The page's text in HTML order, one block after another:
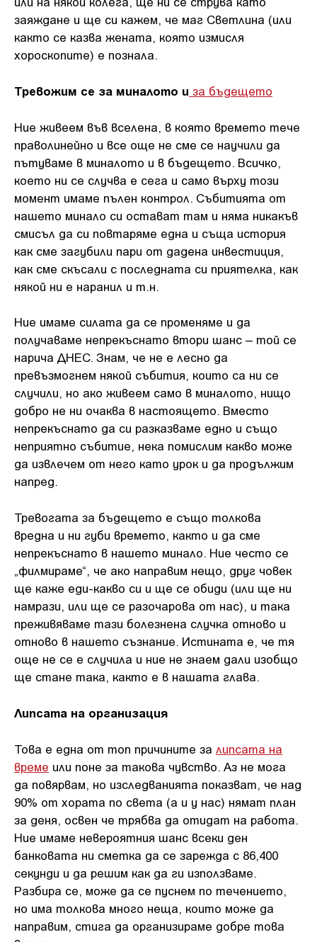
заяждане и ще си кажем, че маг Светлина (или
както се казва жената, която измисля
хороскопите) е познала.
Тревожим се за миналото и за бъдещето
Ние живеем във вселена, в която времето тече
праволинейно и все още не сме се научили да
пътуваме в миналото и в бъдещето. Всичко,
което ни се случва е сега и само върху този
момент имаме пълен контрол. Събитията от
нашето минало си остават там и няма никакъв
смисъл да си повтаряме една и съща история
как сме загубили пари от дадена инвестиция,
как сме скъсали с последната си приятелка, как
някой ни е наранил и т.н.
Ние имаме силата да се променяме и да
получаваме непрекъснато втори шанс – той се
нарича ДНЕС. Знам, че не е лесно да
превъзмогнем някой събития, които са ни се
случили, но ако живеем само в миналото, нищо
добро не ни очаква в настоящето. Вместо
непрекъснато да си разказваме едно и също
неприятно събитие, нека помислим какво може
да извлечем от него като урок и да продължим
напред.
Тревогата за бъдещето е също толкова
вредна и ни губи времето, както и да сме
непрекъснато в нашето минало. Ние често се
„филмираме“, че ако направим нещо, друг човек
ще каже еди-какво си и ще се обиди (или ще ни
намрази, или ще се разочарова от нас), и така
преживяваме тази болезнена случка отново и
отново в нашето съзнание. Истината е, че тя
още не се е случила и ние не знаем дали изобщо
ще стане така, както е в нашата глава.
Липсата на организация
Това е една от топ причините за липсата на
време или поне за такова чувство. Аз не мога
да повярвам, но изследванията показват, че над
90% от хората по света (а и у нас) нямат план
за деня, освен че трябва да отидат на работа.
Ние имаме невероятния шанс всеки ден
банковата ни сметка да се зарежда с 86,400
секунди и да решим как да ги използваме.
Разбира се, може да се пуснем по течението,
но има толкова много неща, които може да
направим, стига да организираме добре това